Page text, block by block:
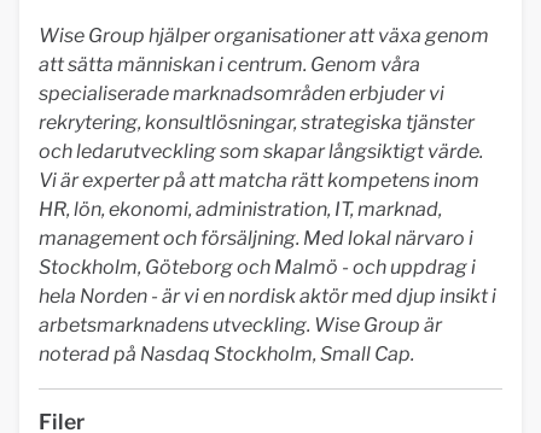
Wise Group hjälper organisationer att växa genom
att sätta människan i centrum. Genom våra
specialiserade marknadsområden erbjuder vi
rekrytering, konsultlösningar, strategiska tjänster
och ledarutveckling som skapar långsiktigt värde.
Vi är experter på att matcha rätt kompetens inom
HR, lön, ekonomi, administration, IT, marknad,
management och försäljning. Med lokal närvaro i
Stockholm, Göteborg och Malmö - och uppdrag i
hela Norden - är vi en nordisk aktör med djup insikt i
arbetsmarknadens utveckling. Wise Group är
noterad på Nasdaq Stockholm, Small Cap.
Filer